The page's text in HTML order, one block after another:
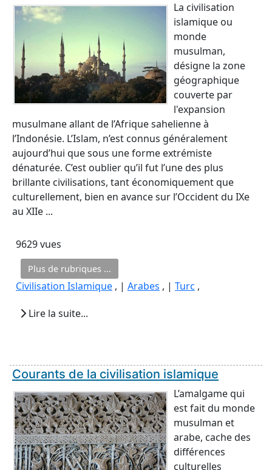
La civilisation
islamique ou
monde
musulman,
désigne la zone
géographique
couverte par
l'expansion
musulmane allant de l’Afrique sahelienne à
l’Indonésie. L’Islam, n’est connus généralement
aujourd’hui que sous une forme extrémiste
dénaturée. C’est oublier qu’il fut l’une des plus
brillante civilisations, tant économiquement que
culturellement, bien en avance sur l’Occident du IXe
au XIIe ...
9629 vues
Plus de rubriques ...
Civilisation Islamique , | Arabes , | Turc ,
Lire la suite...
Courants de la civilisation islamique
L’amalgame qui
est fait du monde
musulman et
arabe, cache des
différences
culturelles